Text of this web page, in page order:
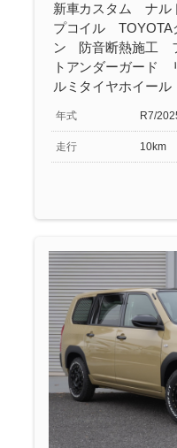
新車カスタム ナル
プコイル TOYOTA
ン 防音断熱施工
トアンダーガー
ルミタイヤホイール
年式 R7/
走行 10km